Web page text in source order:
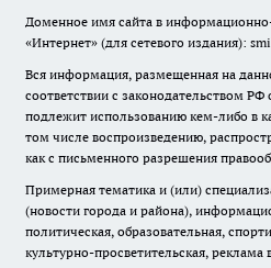
Доменное имя сайта в
«Интернет» (для сетевого издания):
Вся информация, размещенная на
соответствии с законодательством РФ
подлежит использованию кем-либо в
том числе воспроизведению,
как с письменного разрешения
Примерная тематика и (или)
(новости города и района),
политическая, образовательная,
культурно-просветительская, реклама